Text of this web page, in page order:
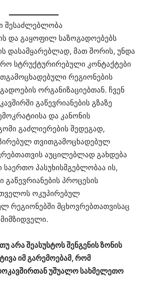
შესაძლებლობა
და გაყოფილ საზოგადოებებს
დასამყარებლად, მათ შორის, უნდა
სტრუქტურირებული კონტაქტები
რეგიონების
ორგანიზაციებთან. ჩვენ
გაწევრიანების გზაზე
და კანონის
გაძლიერების შედეგად,
თვითგამოცხადებულ
აუცილებლად გახდება
საერთო პასუხისმგებლობაა ის,
პროცესის
ოკუპირებულ
რეგიონებში მცხოვრებთათვისაც
არა შეასუსტოს შენგენის ზონის
იმ გარემოებამ, რომ
უშუალო სახმელეთო